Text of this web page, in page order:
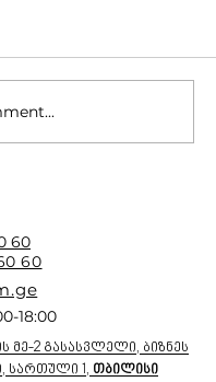
როგორ
60
60
18:00
მე-2 გასასვლელი, ბიზნეს
სართული 1, თბილისი